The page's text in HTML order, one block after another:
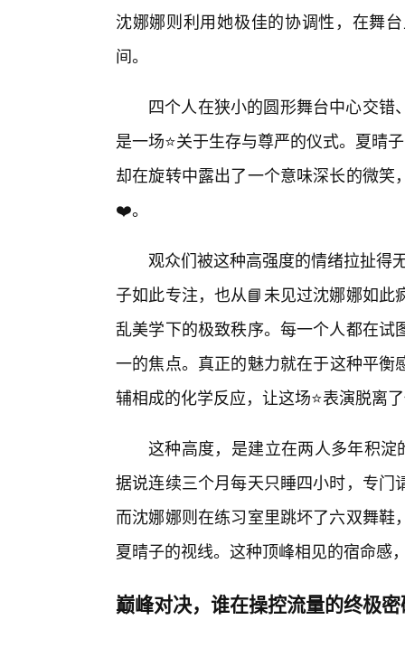
沈娜娜则利用她极佳的协调性，在舞
间。
四个人在狭小的圆形舞台中心交
是一场⭐关于生存与尊严的仪式。夏晴
却在旋转中露出了一个意味深长的微
❤️。
观众们被这种高强度的情绪拉扯得
子如此专注，也从📘未见过沈娜娜如此
乱美学下的极致秩序。每一个人都在
一的焦点。真正的魅力就在于这种平
辅相成的化学反应，让这场⭐表演脱离
这种高度，是建立在两人多年积淀
据说连续三个月每天只睡四小时，专
而沈娜娜则在练习室里跳坏了六双舞
夏晴子的视线。这种顶峰相见的宿命感
巅峰对决，谁在操控流量的终极